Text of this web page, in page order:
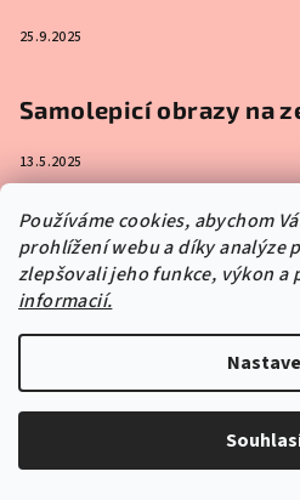
Používáme cookies, abychom
prohlížení webu a díky analýze
zlepšovali jeho funkce, výkon a
informacií.
25.9.2025
Samolepicí obrazy na
13.5.2025
Instagram